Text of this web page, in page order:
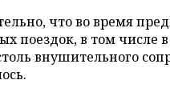
что во время
поездок, в том числе
внушительного